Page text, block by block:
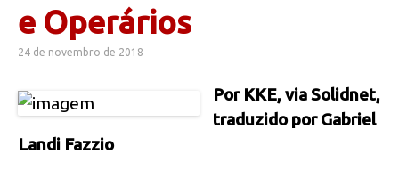
e Operários
24 de novembro de 2018
Por KKE, via Solidnet,
traduzido por Gabriel
Landi Fazzio